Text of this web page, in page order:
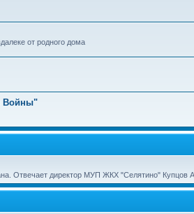
от родного дома
Войны"
Отвечает директор МУП ЖКХ "Селятино" Купцов